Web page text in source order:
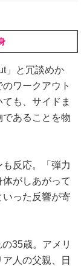
」と冗談めか
ワークアウト
も、サイドま
あることを物
反応。「弾力
がしあがって
いった反響が寄
35歳。アメリ
人の父親、日